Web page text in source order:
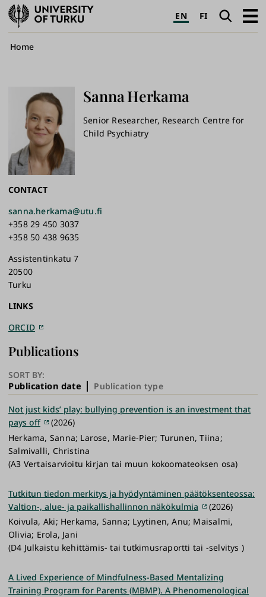
University
of
Turku
EN FI SearchOpen
Breadcrumb
Home
Sanna Herkama
Senior Researcher, Research Centre for
Child Psychiatry
CONTACT
sanna.herkama@utu.fi
+358 29 450 3037
+358 50 438 9635
Assistentinkatu 7
20500
Turku
LINKS
ORCID
Publications
SORT BY:
Publication date Publication type
Not just kids’ play: bullying prevention is an investment that
pays off
(2026)
Herkama, Sanna; Larose, Marie-Pier; Turunen, Tiina;
Salmivalli, Christina
(A3 Vertaisarvioitu kirjan tai muun kokoomateoksen osa)
Tutkitun tiedon merkitys ja hyödyntäminen päätöksenteossa:
Valtion-, alue- ja paikallishallinnon näkökulmia
(2026)
Koivula, Aki; Herkama, Sanna; Lyytinen, Anu; Maisalmi,
Olivia; Erola, Jani
(D4 Julkaistu kehittämis- tai tutkimusraportti tai -selvitys )
A Lived Experience of Mindfulness-Based Mentalizing
Training Program for Parents (MBMP). A Phenomenological